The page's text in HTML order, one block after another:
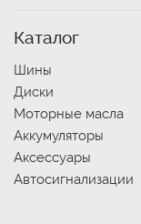
Каталог
Шины
Диски
Моторные масла
Аккумуляторы
Аксессуары
Автосигнализации